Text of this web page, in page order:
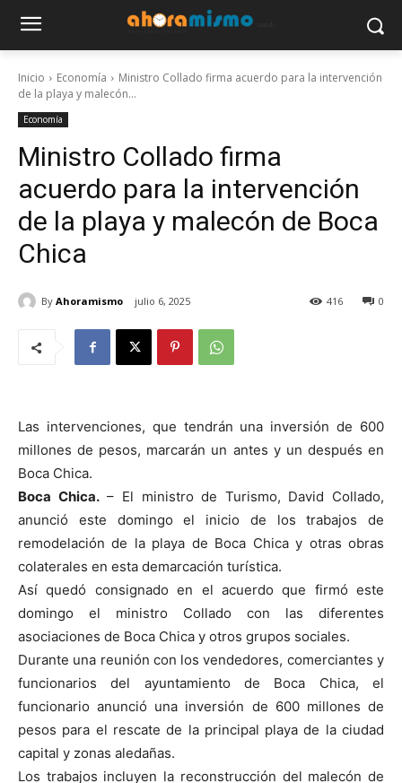
Inicio Economía
Ministro Collado firma acuerdo para la intervención
de la playa y malecón...
Economía
Ministro Collado firma
acuerdo para la intervención
de la playa y malecón de Boca
Chica
By Ahoramismo julio 6, 2025 0
416
Las intervenciones, que tendrán una inversión de 600
millones de pesos, marcarán un antes y un después en
Boca Chica.
Boca Chica.– El ministro de Turismo, David Collado,
anunció este domingo el inicio de los trabajos de
remodelación de la playa de Boca Chica y otras obras
colaterales en esta demarcación turística.
Así quedó consignado en el acuerdo que firmó este
domingo el ministro Collado con las diferentes
asociaciones de Boca Chica y otros grupos sociales.
Durante una reunión con los vendedores, comerciantes y
funcionarios del ayuntamiento de Boca Chica, el
funcionario anunció una inversión de 600 millones de
pesos para el rescate de la principal playa de la ciudad
capital y zonas aledañas.
Los trabajos incluyen la reconstrucción del malecón de